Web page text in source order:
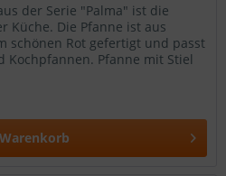
der Serie "Palma" ist die
Küche. Die Pfanne ist aus
schönen Rot gefertigt und passt
Kochpfannen. Pfanne mit Stiel
Warenkorb